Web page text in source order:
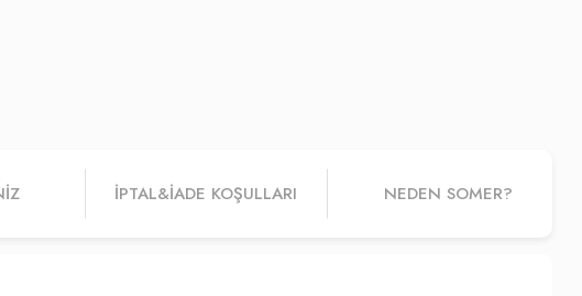
İPTAL&IADE KOŞULLARI NEDEN SOMER?